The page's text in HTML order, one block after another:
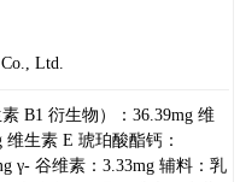
Ltd.
B1 衍生物）：36.39mg 维
维生素 E 琥珀酸酯钙：
γ- 谷维素：3.33mg 辅料：乳